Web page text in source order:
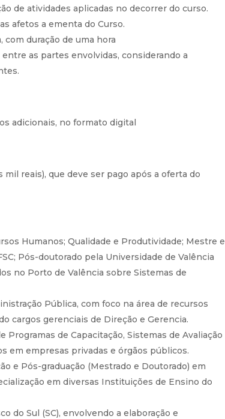
de atividades aplicadas no decorrer do curso.
afetos a ementa do Curso.
duração de uma hora
as partes envolvidas, considerando a
adicionais, no formato digital
reais), que deve ser pago após a oferta do
Humanos; Qualidade e Produtividade; Mestre e
Pós-doutorado pela Universidade de Valência
no Porto de Valência sobre Sistemas de
Pública, com foco na área de recursos
cargos gerenciais de Direção e Gerencia.
de Capacitação, Sistemas de Avaliação
em empresas privadas e órgãos públicos.
e Pós-graduação (Mestrado e Doutorado) em
em diversas Instituições de Ensino do
do Sul (SC), envolvendo a elaboração e